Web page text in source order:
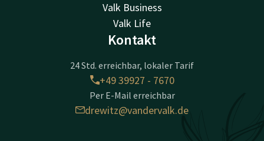
Valk Business
Valk Life
Kontakt
24 Std. erreichbar, lokaler Tarif
+49 39927 - 7670
Per E-Mail erreichbar
drewitz@vandervalk.de